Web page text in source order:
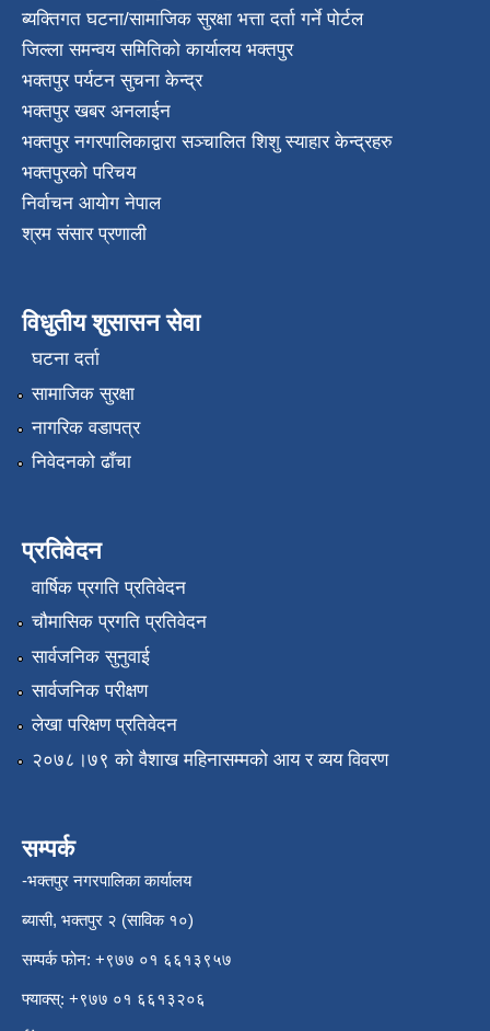
ब्यक्तिगत घटना/सामाजिक सुरक्षा भत्ता दर्ता गर्ने पोर्टल
जिल्ला समन्वय समितिको कार्यालय भक्तपुर
भक्तपुर पर्यटन सुचना केन्द्र
भक्तपुर खबर अनलाईन
भक्तपुर नगरपालिकाद्वारा सञ्चालित शिशु स्याहार केन्द्रहरु
भक्तपुरकाे परिचय
निर्वाचन आयोग नेपाल
श्रम संसार प्रणाली
विधुतीय शुसासन सेवा
घटना दर्ता
सामाजिक सुरक्षा
नागरिक वडापत्र
निवेदनको ढाँचा
प्रतिवेदन
वार्षिक प्रगति प्रतिवेदन
चौमासिक प्रगति प्रतिवेदन
सार्वजनिक सुनुवाई
सार्वजनिक परीक्षण
लेखा परिक्षण प्रतिवेदन
२०७८।७९ को वैशाख महिनासम्मको आय र व्यय विवरण
सम्पर्क
-भक्तपुर नगरपालिका कार्यालय
ब्यासी, भक्तपुर २ (साविक १०)
सम्पर्क फोन: +९७७ ०१ ६६१३९५७
फ्याक्स्: +९७७ ०१ ६६१३२०६